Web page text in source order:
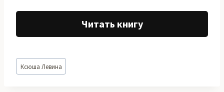
Читать книгу
Метки
записи:
Ксюша Левина